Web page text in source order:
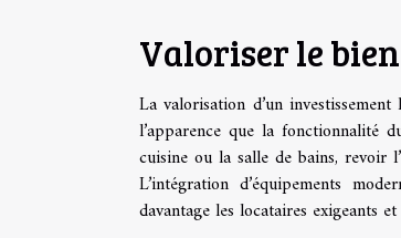
Valoriser le
La valorisation d’un
l’apparence que la fonctionnalité
cuisine ou la salle de bains, revoir
L’intégration d’équipements
davantage les locataires exigeants